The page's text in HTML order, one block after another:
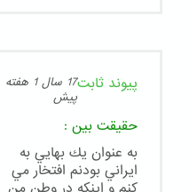
پیوند ثابت
17 سال 1 هفته
پیش
حقيقت بين :
به عنوان يك بهايي به
ايراني بودنم افتخار مي